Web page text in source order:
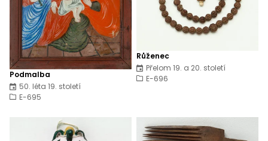
Podmalba
50. léta 19. století
E-695
Růženec
Přelom 19. a 20. století
E-696